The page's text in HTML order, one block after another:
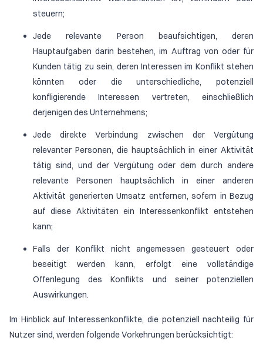
steuern;
Jede relevante Person beaufsichtigen, deren
Hauptaufgaben darin bestehen, im Auftrag von oder für
Kunden tätig zu sein, deren Interessen im Konflikt stehen
könnten oder die unterschiedliche, potenziell
konfligierende Interessen vertreten, einschließlich
derjenigen des Unternehmens;
Jede direkte Verbindung zwischen der Vergütung
relevanter Personen, die hauptsächlich in einer Aktivität
tätig sind, und der Vergütung oder dem durch andere
relevante Personen hauptsächlich in einer anderen
Aktivität generierten Umsatz entfernen, sofern in Bezug
auf diese Aktivitäten ein Interessenkonflikt entstehen
kann;
Falls der Konflikt nicht angemessen gesteuert oder
beseitigt werden kann, erfolgt eine vollständige
Offenlegung des Konflikts und seiner potenziellen
Auswirkungen.
Im Hinblick auf Interessenkonflikte, die potenziell nachteilig für
Nutzer sind, werden folgende Vorkehrungen berücksichtigt: